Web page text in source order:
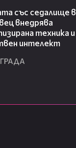
със седалище в
внедрява
техника и
интелект